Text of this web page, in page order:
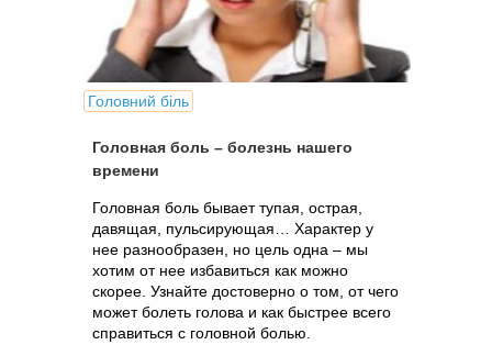
Головний біль
Головная боль – болезнь нашего
времени
Головная боль бывает тупая, острая,
давящая, пульсирующая… Характер у
нее разнообразен, но цель одна – мы
хотим от нее избавиться как можно
скорее. Узнайте достоверно о том, от чего
может болеть голова и как быстрее всего
справиться с головной болью.